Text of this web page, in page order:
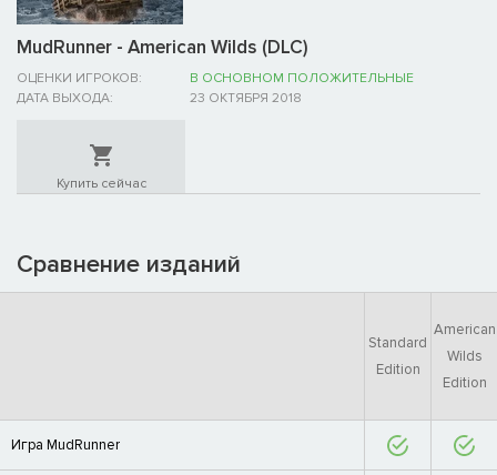
MudRunner - American Wilds (DLC)
ОЦЕНКИ ИГРОКОВ:
В ОСНОВНОМ ПОЛОЖИТЕЛЬНЫЕ
ДАТА ВЫХОДА:
23 ОКТЯБРЯ 2018
Купить сейчас
Сравнение изданий
Standard
Edition
American
Wilds
Edition
Игра MudRunner